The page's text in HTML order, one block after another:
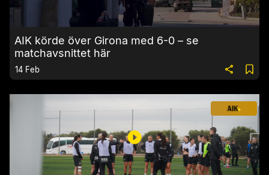
AIK körde över Girona med 6-0 – se
matchavsnittet här
14 Feb